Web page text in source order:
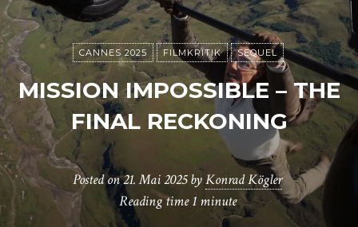
CANNES 2025 FILMKRITIK SEQUEL
MISSION IMPOSSIBLE – THE
FINAL RECKONING
Posted on21. Mai 2025 byKonrad Kögler
Reading time1 minute